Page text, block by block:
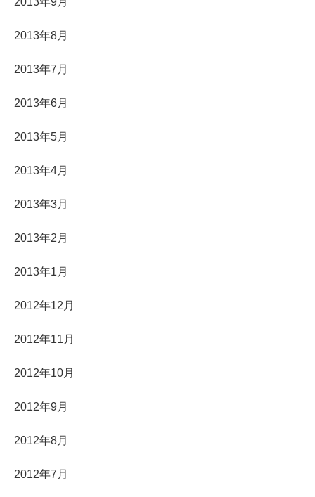
2013年8月
2013年7月
2013年6月
2013年5月
2013年4月
2013年3月
2013年2月
2013年1月
2012年12月
2012年11月
2012年10月
2012年9月
2012年8月
2012年7月